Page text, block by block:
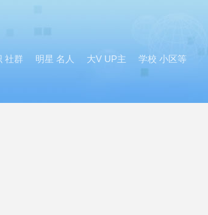
社群 明星 名人 大V UP主 学校 小区等